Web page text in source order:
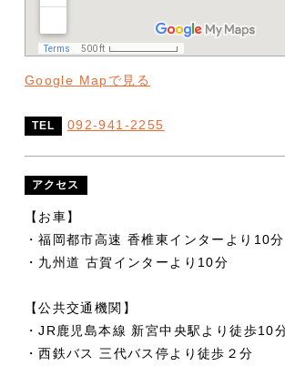
Google Mapで見る
TEL 092-941-2255
アクセス
【お車】
・福岡都市高速 香椎東インターより10分
・九州道 古賀インターより10分
【公共交通機関】
・JR鹿児島本線 新宮中央駅より徒歩10
・西鉄バス 三代バス停より徒歩２分